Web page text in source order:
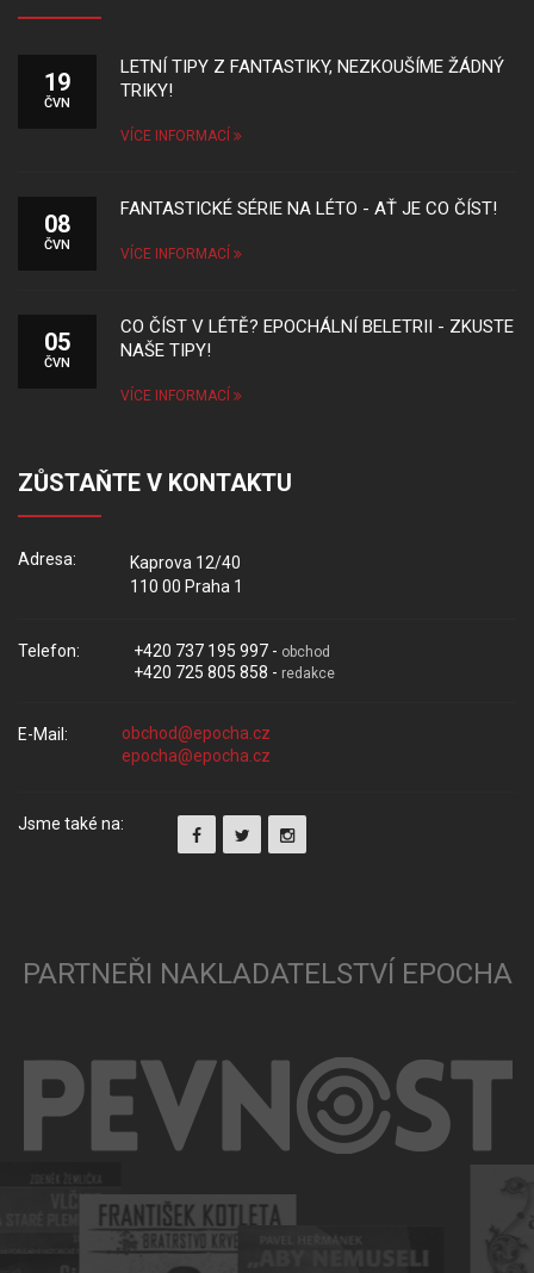
19
ČVN
LETNÍ TIPY Z FANTASTIKY, NEZKOUŠÍME ŽÁDNÝ
TRIKY!
VÍCE INFORMACÍ
08
ČVN
FANTASTICKÉ SÉRIE NA LÉTO - AŤ JE CO ČÍST!
VÍCE INFORMACÍ
05
ČVN
CO ČÍST V LÉTĚ? EPOCHÁLNÍ BELETRII - ZKUSTE
NAŠE TIPY!
VÍCE INFORMACÍ
ZŮSTAŇTE V KONTAKTU
Adresa:
Kaprova 12/40
110 00 Praha 1
Telefon: +420 737 195 997 - obchod
+420 725 805 858 - redakce
E-Mail:
Jsme také na:
PARTNEŘI NAKLADATELSTVÍ EPOCHA